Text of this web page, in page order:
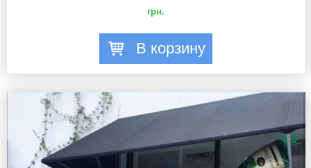
грн.
В корзину